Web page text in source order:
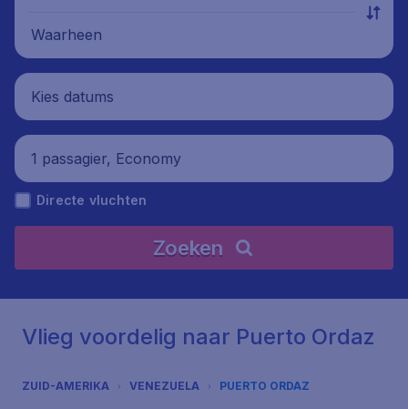
Waarheen
Kies datums
1 passagier, Economy
Directe vluchten
Zoeken
Vlieg voordelig naar Puerto Ordaz
ZUID-AMERIKA VENEZUELA PUERTO ORDAZ